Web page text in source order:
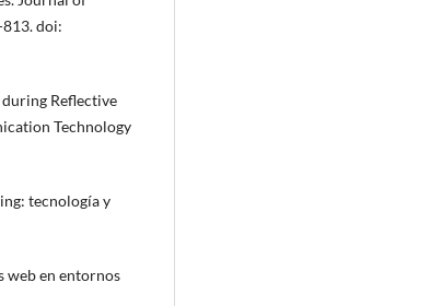
813. doi:
Reflective
Technology
tecnología y
web en entornos